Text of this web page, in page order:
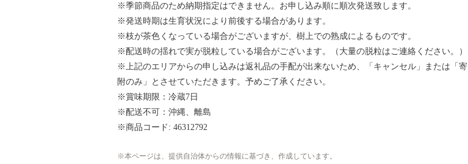
※季節商品のため納期指定はできません。お申し込み順に順次発送致します。
※発送時期は生育状況により前後する場合があります。
※枝が茶色くなっている場合がございますが、樹上での熟成によるものです。
※配送時の揺れで実が脱粒している場合がございます。（大量の脱粒はご連絡ください。）
※上記のエリアからの申し込みは返礼品の手配が出来ないため、「キャンセル」または「寄
附のみ」とさせていただきます。予めご了承ください。
※賞味期限：冷蔵7日
※配送不可：沖縄、離島
※商品コード: 46312792
本ページは、提供自治体からの情報に基づき、作成しています。